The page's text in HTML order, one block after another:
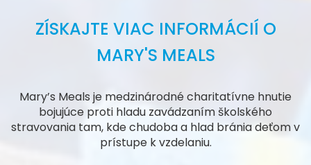
ZÍSKAJTE VIAC INFORMÁCIÍ O
MARY'S MEALS
Mary’s Meals je medzinárodné charitatívne hnutie
bojujúce proti hladu zavádzaním školského
stravovania tam, kde chudoba a hlad bránia deťom v
prístupe k vzdelaniu.